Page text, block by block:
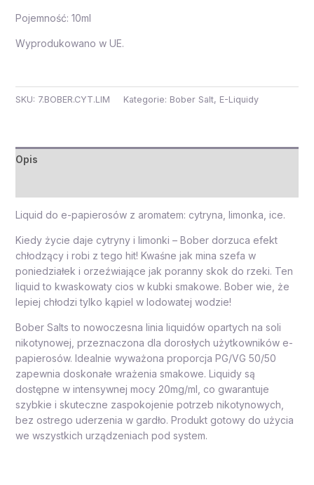
Pojemność: 10ml
Wyprodukowano w UE.
SKU: 7.BOBER.CYT.LIM Kategorie: Bober Salt, E-Liquidy
Opis
Liquid do e-papierosów z aromatem: cytryna, limonka, ice.
Kiedy życie daje cytryny i limonki – Bober dorzuca efekt
chłodzący i robi z tego hit! Kwaśne jak mina szefa w
poniedziałek i orzeźwiające jak poranny skok do rzeki. Ten
liquid to kwaskowaty cios w kubki smakowe. Bober wie, że
lepiej chłodzi tylko kąpiel w lodowatej wodzie!
Bober Salts to nowoczesna linia liquidów opartych na soli
nikotynowej, przeznaczona dla dorosłych użytkowników e-
papierosów. Idealnie wyważona proporcja PG/VG 50/50
zapewnia doskonałe wrażenia smakowe. Liquidy są
dostępne w intensywnej mocy 20mg/ml, co gwarantuje
szybkie i skuteczne zaspokojenie potrzeb nikotynowych,
bez ostrego uderzenia w gardło. Produkt gotowy do użycia
we wszystkich urządzeniach pod system.